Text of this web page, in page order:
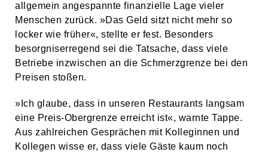
allgemein angespannte finanzielle Lage vieler
Menschen zurück. »Das Geld sitzt nicht mehr so
locker wie früher«, stellte er fest. Besonders
besorgniserregend sei die Tatsache, dass viele
Betriebe inzwischen an die Schmerzgrenze bei den
Preisen stoßen.
»Ich glaube, dass in unseren Restaurants langsam
eine Preis-Obergrenze erreicht ist«, warnte Tappe.
Aus zahlreichen Gesprächen mit Kolleginnen und
Kollegen wisse er, dass viele Gäste kaum noch